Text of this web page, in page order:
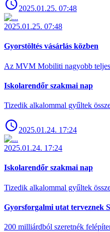
2025.01.25. 07:48
2025.01.25. 07:48
Gyorstöltés vásárlás közben
Az MVM Mobiliti nagyobb
Iskolarendőr szakmai nap
Tizedik alkalommal gyűltek
2025.01.24. 17:24
2025.01.24. 17:24
Iskolarendőr szakmai nap
Tizedik alkalommal gyűltek
Gyorsforgalmi utat terveznek
200 milliárdból szeretnék